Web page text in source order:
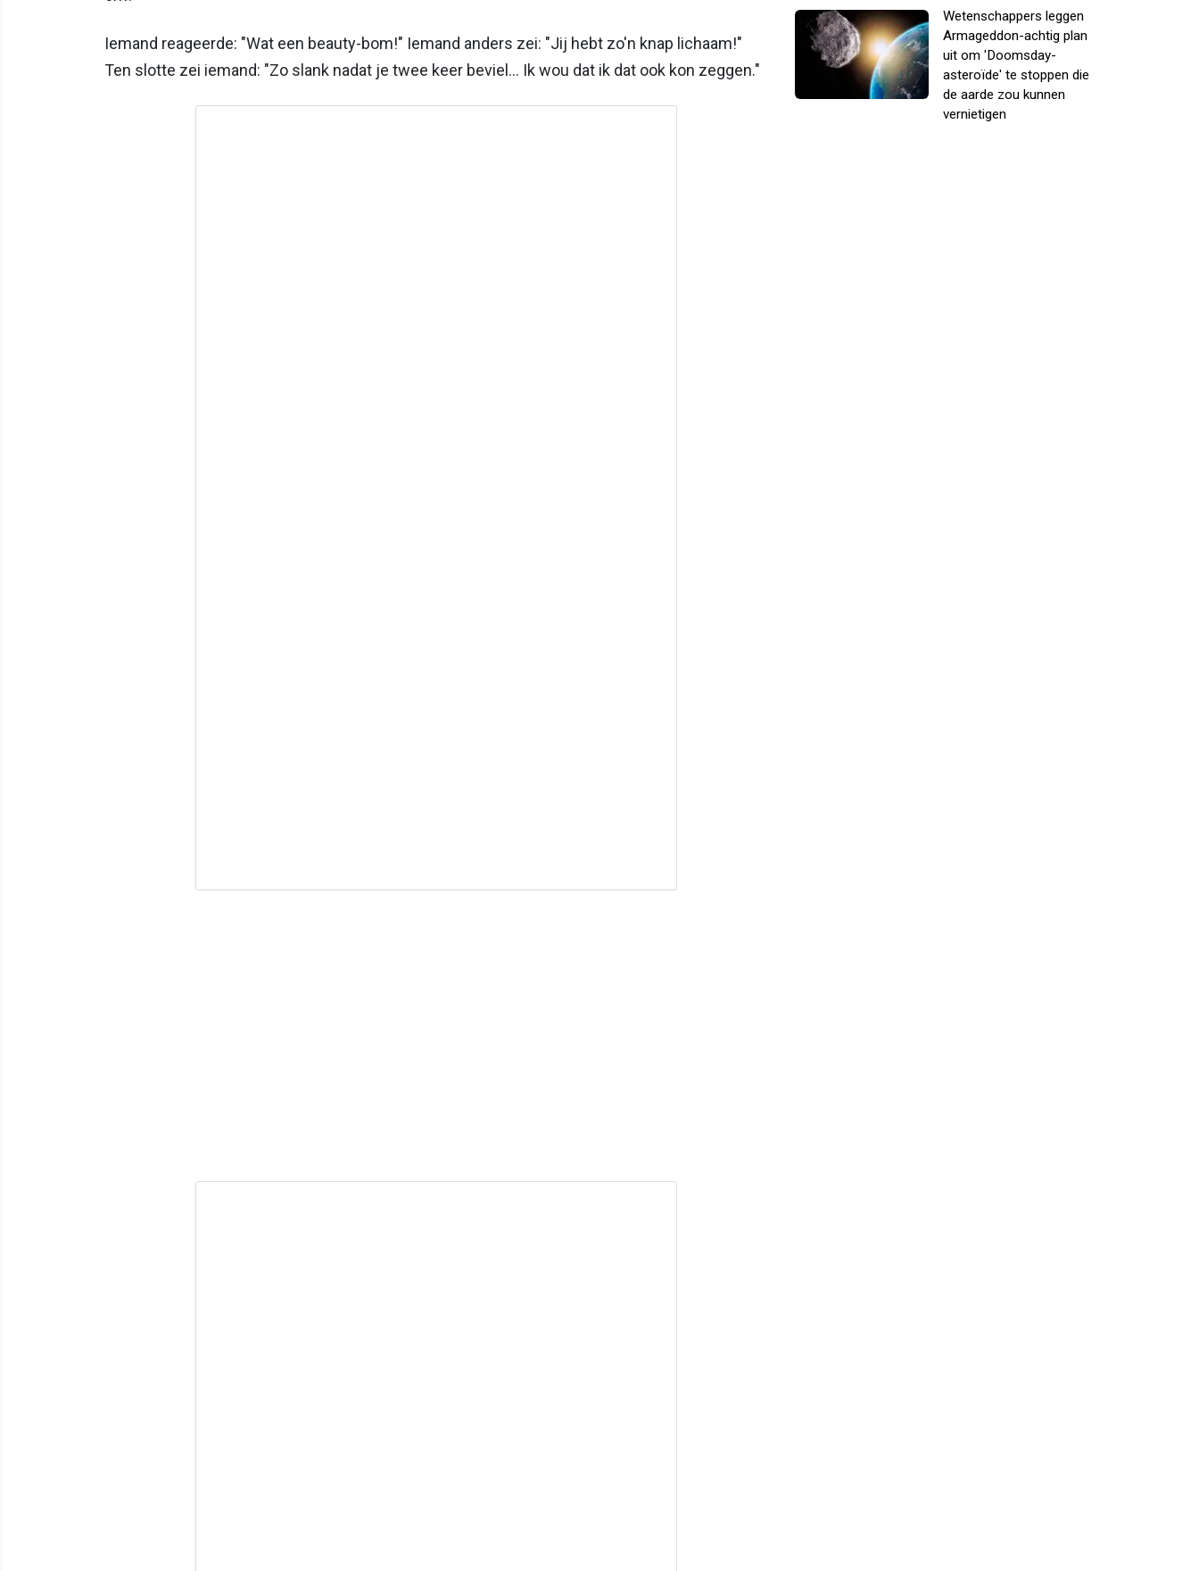
Iemand reageerde: "Wat een beauty-bom!" Iemand anders zei: "Jij hebt zo'n knap lichaam!"
Ten slotte zei iemand: "Zo slank nadat je twee keer beviel... Ik wou dat ik dat ook kon zeggen."
Wetenschappers leggen
Armageddon-achtig plan
uit om 'Doomsday-
asteroïde' te stoppen die
de aarde zou kunnen
vernietigen